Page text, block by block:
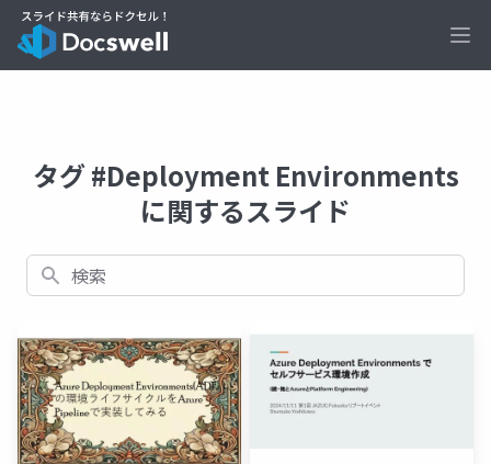
タグ #Deployment Environments
に関するスライド
検索